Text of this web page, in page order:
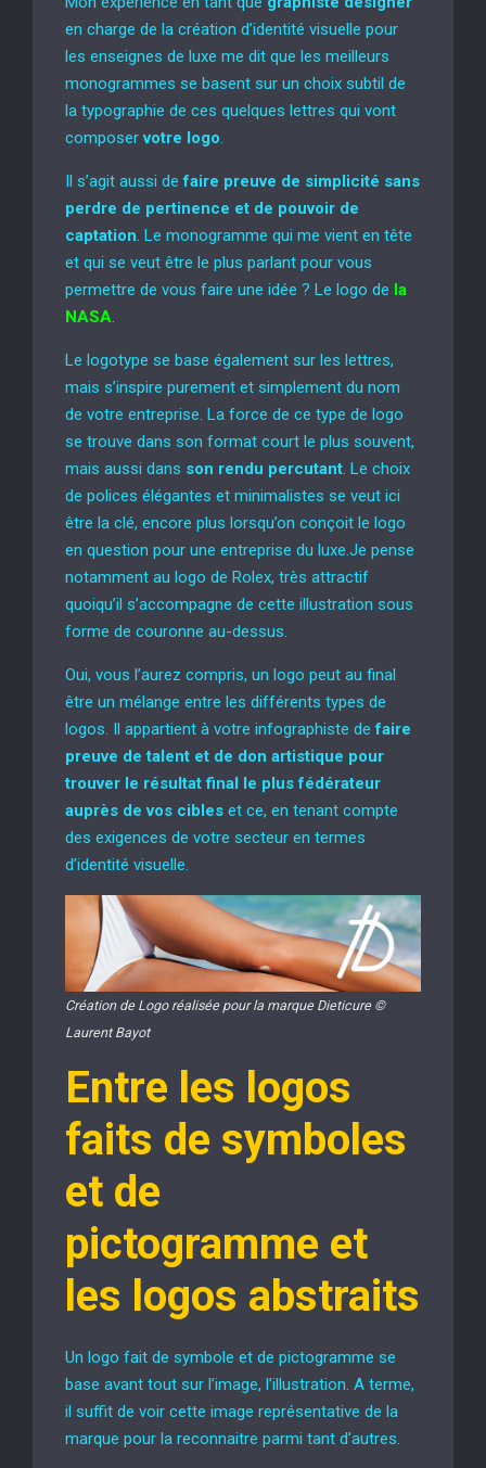
en charge de la création d’identité visuelle pour
les enseignes de luxe me dit que les meilleurs
monogrammes se basent sur un choix subtil de
la typographie de ces quelques lettres qui vont
composervotre logo.
Il s’agit aussi defaire preuve de simplicité sans
perdre de pertinence et de pouvoir de
captation. Le monogramme qui me vient en tête
et qui se veut être le plus parlant pour vous
permettre de vous faire une idée ? Le logo de la
NASA.
Le logotype se base également sur les lettres,
mais s’inspire purement et simplement du nom
de votre entreprise. La force de ce type de logo
se trouve dans son format court le plus souvent,
mais aussi dans son rendu percutant. Le choix
de polices élégantes et minimalistes se veut ici
être la clé, encore plus lorsqu’on conçoit le logo
en question pour une entreprise du luxe.Je pense
notamment au logo de Rolex, très attractif
quoiqu’il s’accompagne de cette illustration sous
forme de couronne au-dessus.
Oui, vous l’aurez compris, un logo peut au final
être un mélange entre les différents types de
logos. Il appartient à votre infographiste defaire
preuve de talent et de don artistique pour
trouver le résultat final le plus fédérateur
auprès de vos cibles et ce, en tenant compte
des exigences de votre secteur en termes
d’identité visuelle.
Création de Logo réalisée pour la marque Dieticure ©
Laurent Bayot
Entre les logos
faits de symboles
et de
pictogramme et
les logos abstraits
Un logo fait de symbole et de pictogramme se
base avant tout sur l’image, l’illustration. A terme,
il suffit de voir cette image représentative de la
marque pour la reconnaitre parmi tant d’autres.